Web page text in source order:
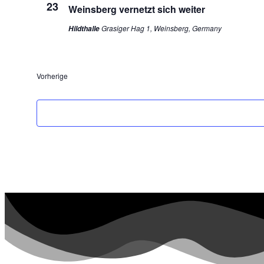
23 Weinsberg vernetzt sich weiter
HildthalleGrasiger Hag 1, Weinsberg, Germany
VorherigeVeranstaltungen